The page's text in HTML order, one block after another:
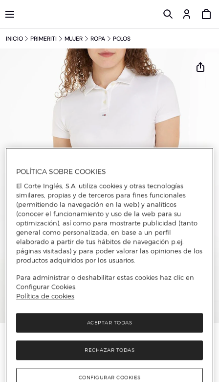
INICIO PRIMERITI MUJER ROPA POLOS
TOMMY JEANS
Polo de mujer de manga corta y cierre con
POLÍTICA SOBRE COOKIES
El Corte Inglés, S.A. utiliza cookies y otras tecnologías
similares, propias y de terceros para fines funcionales
(permitiendo la navegación en la web) y analíticos
(conocer el funcionamiento y uso de la web para su
optimización), así como para mostrarte publicidad (tanto
general como personalizada, en base a un perfil
elaborado a partir de tus hábitos de navegación p.ej.
páginas visitadas) y para poder valorar las opiniones de los
productos adquiridos por los usuarios.
Para administrar o deshabilitar estas cookies haz clic en
Configurar Cookies.
Política de cookies
RECHAZAR TODAS
ACEPTAR TODAS
CONFIGURAR COOKIES